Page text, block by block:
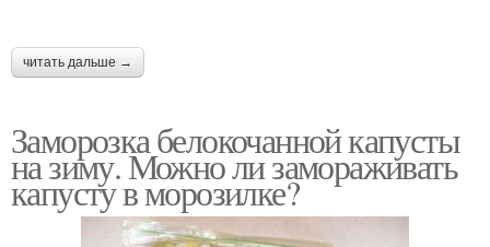
читать дальше →
Заморозка белокочанной капусты
на зиму. Можно ли замораживать
капусту в морозилке?